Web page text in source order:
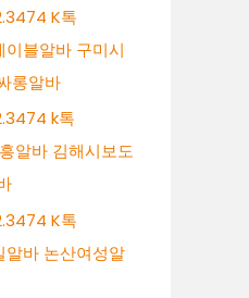
K톡
블알바 구미시
롱알바
k톡
알바 김해시보도
K톡
알바 논산여성알